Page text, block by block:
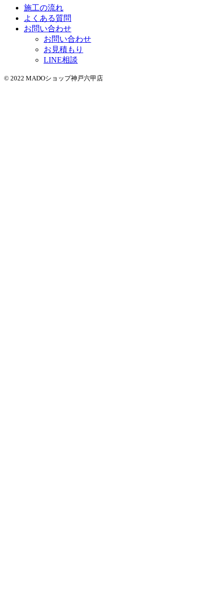
施工の流れ
よくある質問
お問い合わせ
お問い合わせ
お見積もり
LINE相談
© 2022 MADOショップ神戸六甲店